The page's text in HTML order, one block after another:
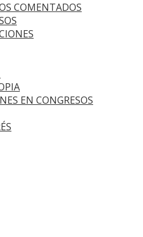
COMENTADOS
EN CONGRESOS